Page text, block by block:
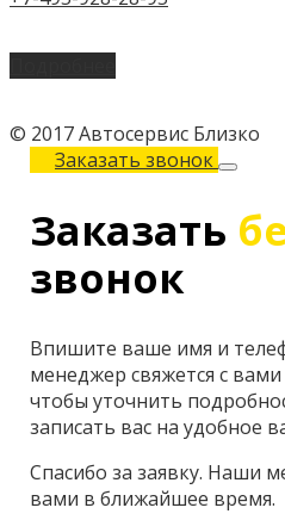
© 2017 Автосервис Близко
Заказать звонок
Заказать
звонок
Впишите ваше имя и
менеджер свяжется с
чтобы уточнить
записать вас на удобное
Спасибо за заявку. Наши
вами в ближайшее время.